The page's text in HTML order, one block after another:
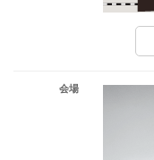
会場